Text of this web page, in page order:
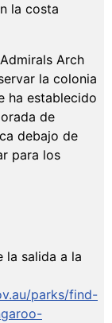
la costa
Arch
la colonia
ha establecido
de
debajo de
para los
la salida a la
parks/find-